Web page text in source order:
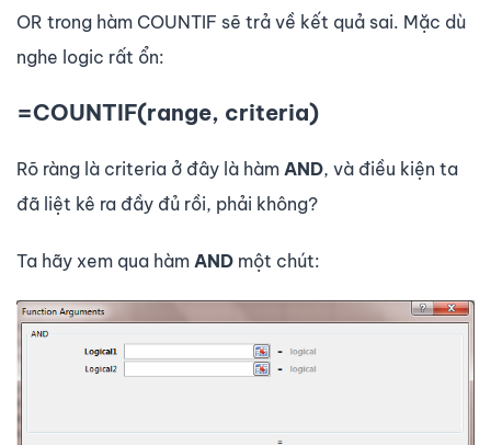
OR trong hàm COUNTIF sẽ trả về kết quả sai. Mặc dù
nghe logic rất ổn:
=COUNTIF(range, criteria)
Rõ ràng là criteria ở đây là hàm AND, và điều kiện ta
đã liệt kê ra đầy đủ rồi, phải không?
Ta hãy xem qua hàm AND một chút: